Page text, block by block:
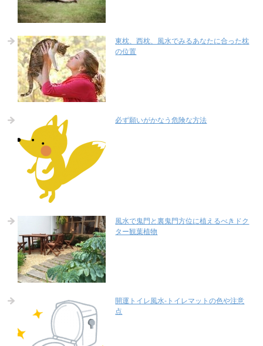
東枕、西枕、風水でみるあなたに合った枕
の位置
必ず願いがかなう危険な方法
風水で鬼門と裏鬼門方位に植えるべきドク
ター観葉植物
開運トイレ風水-トイレマットの色や注意
点